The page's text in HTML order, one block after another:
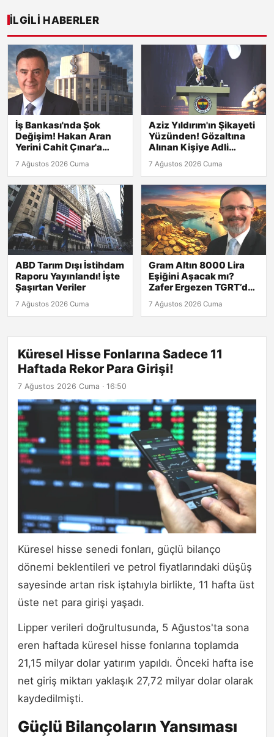
İLGILI HABERLER
İş Bankası'nda Şok
Değişim! Hakan Aran
Yerini Cahit Çınar'a
Bıraktı
7 Ağustos 2026 Cuma
Aziz Yıldırım'ın Şikayeti
Yüzünden! Gözaltına
Alınan Kişiye Adli
Kontrol
7 Ağustos 2026 Cuma
ABD Tarım Dışı İstihdam
Raporu Yayınlandı! İşte
Şaşırtan Veriler
7 Ağustos 2026 Cuma
Gram Altın 8000 Lira
Eşiğini Aşacak mı?
Zafer Ergezen TGRT’de
Yanıtlıyor!
7 Ağustos 2026 Cuma
Küresel Hisse Fonlarına Sadece 11
Haftada Rekor Para Girişi!
7 Ağustos 2026 Cuma · 16:50
Küresel hisse senedi fonları, güçlü bilanço
dönemi beklentileri ve petrol fiyatlarındaki düşüş
sayesinde artan risk iştahıyla birlikte, 11 hafta üst
üste net para girişi yaşadı.
Lipper verileri doğrultusunda, 5 Ağustos'ta sona
eren haftada küresel hisse fonlarına toplamda
21,15 milyar dolar yatırım yapıldı. Önceki hafta ise
net giriş miktarı yaklaşık 27,72 milyar dolar olarak
kaydedilmişti.
Güçlü Bilançoların Yansıması